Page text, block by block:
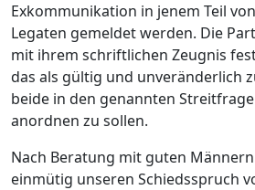
Exkommunikation in jenem Teil
Legaten gemeldet werden. Die
mit ihrem schriftlichen Zeugnis
das als gültig und unveränderlich
beide in den genannten
anordnen zu sollen.
Nach Beratung mit guten
einmütig unseren Schiedsspruch